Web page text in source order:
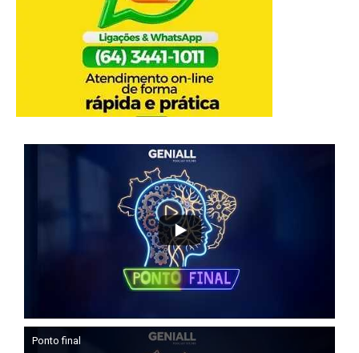
Ponto final